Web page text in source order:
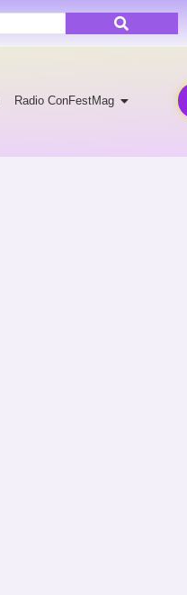
Radio ConFestMag